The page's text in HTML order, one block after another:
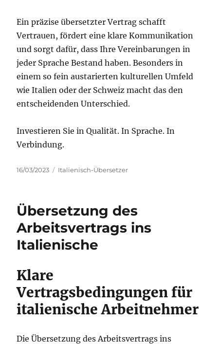
Ein präzise übersetzter Vertrag schafft
Vertrauen, fördert eine klare Kommunikation
und sorgt dafür, dass Ihre Vereinbarungen in
jeder Sprache Bestand haben. Besonders in
einem so fein austarierten kulturellen Umfeld
wie Italien oder der Schweiz macht das den
entscheidenden Unterschied.
Investieren Sie in Qualität. In Sprache. In
Verbindung.
Veröffentlicht
16/03/2023 Kategorien
Italienisch-Übersetzer
Übersetzung des
Arbeitsvertrags ins
Italienische
Klare
Vertragsbedingungen für
italienische Arbeitnehmer
Die Übersetzung des Arbeitsvertrags ins